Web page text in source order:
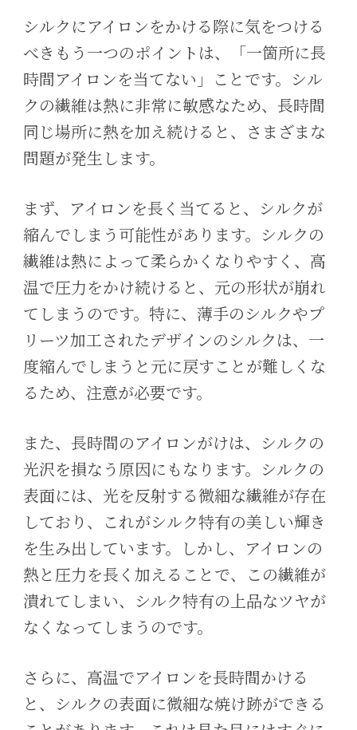
シルクにアイロンをかける際に気をつける
べきもう一つのポイントは、「一箇所に長
時間アイロンを当てない」ことです。シル
クの繊維は熱に非常に敏感なため、長時間
同じ場所に熱を加え続けると、さまざまな
問題が発生します。
まず、アイロンを長く当てると、シルクが
縮んでしまう可能性があります。シルクの
繊維は熱によって柔らかくなりやすく、高
温で圧力をかけ続けると、元の形状が崩れ
てしまうのです。特に、薄手のシルクやプ
リーツ加工されたデザインのシルクは、一
度縮んでしまうと元に戻すことが難しくな
るため、注意が必要です。
また、長時間のアイロンがけは、シルクの
光沢を損なう原因にもなります。シルクの
表面には、光を反射する微細な繊維が存在
しており、これがシルク特有の美しい輝き
を生み出しています。しかし、アイロンの
熱と圧力を長く加えることで、この繊維が
潰れてしまい、シルク特有の上品なツヤが
なくなってしまうのです。
さらに、高温でアイロンを長時間かける
と、シルクの表面に微細な焼け跡ができる